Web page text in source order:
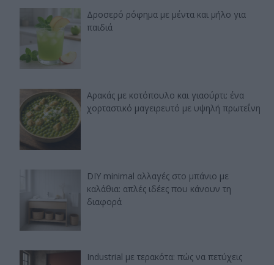
Δροσερό ρόφημα με μέντα και μήλο για
παιδιά
Αρακάς με κοτόπουλο και γιαούρτι: ένα
χορταστικό μαγειρευτό με υψηλή πρωτεΐνη
DIY minimal αλλαγές στο μπάνιο με
καλάθια: απλές ιδέες που κάνουν τη
διαφορά
Industrial με τερακότα: πώς να πετύχεις